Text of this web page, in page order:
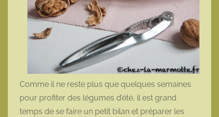
Comme il ne reste plus que quelques semaines
pour profiter des légumes d’été, il est grand
temps de se faire un petit bilan et préparer les